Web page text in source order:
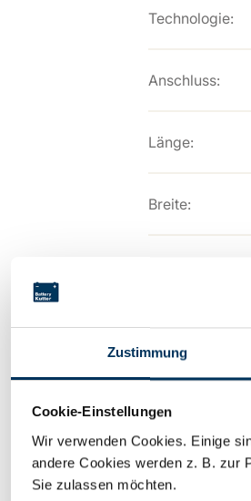
Zustimmung
Cookie-Einstellungen
Wir verwenden Cookies. Einige
andere Cookies werden z. B. zur
Sie zulassen möchten.
Technologie:
Anschluss:
Länge:
Breite:
Hersteller: